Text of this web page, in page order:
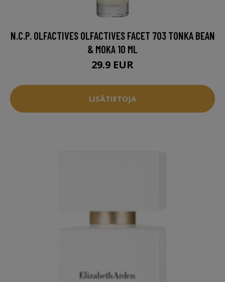
N.C.P. OLFACTIVES OLFACTIVES FACET 703 TONKA BEAN
& MOKA 10 ML
29.9 EUR
LISÄTIETOJA